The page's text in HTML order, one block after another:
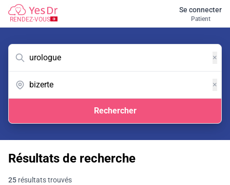
RENDEZ-VOUS
Se connecter
Patient
×
×
Rechercher
Résultats de recherche
25 résultats trouvés